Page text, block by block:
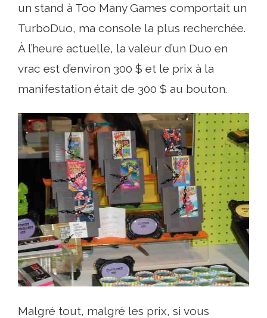
un stand à Too Many Games comportait un
TurboDuo, ma console la plus recherchée.
À l’heure actuelle, la valeur d’un Duo en
vrac est d’environ 300 $ et le prix à la
manifestation était de 300 $ au bouton.
Malgré tout, malgré les prix, si vous